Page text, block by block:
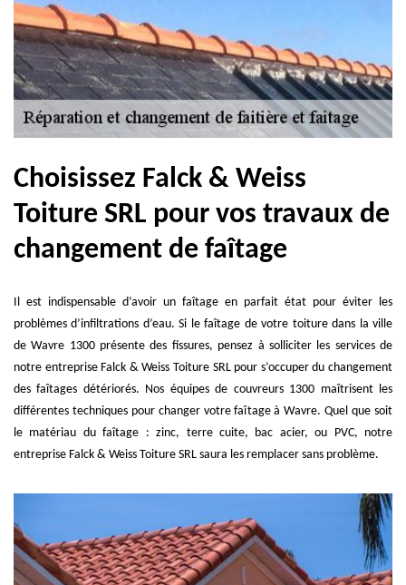
Choisissez Falck & Weiss
Toiture SRL pour vos travaux de
changement de faîtage
Il est indispensable d’avoir un faîtage en parfait état pour éviter les
problèmes d’infiltrations d’eau. Si le faîtage de votre toiture dans la ville
de Wavre 1300 présente des fissures, pensez à solliciter les services de
notre entreprise Falck & Weiss Toiture SRL pour s’occuper du changement
des faîtages détériorés. Nos équipes de couvreurs 1300 maîtrisent les
différentes techniques pour changer votre faîtage à Wavre. Quel que soit
le matériau du faîtage : zinc, terre cuite, bac acier, ou PVC, notre
entreprise Falck & Weiss Toiture SRL saura les remplacer sans problème.